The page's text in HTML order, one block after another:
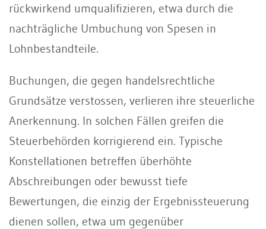
rückwirkend umqualifizieren, etwa durch die
nachträgliche Umbuchung von Spesen in
Lohnbestandteile.
Buchungen, die gegen handelsrechtliche
Grundsätze verstossen, verlieren ihre steuerliche
Anerkennung. In solchen Fällen greifen die
Steuerbehörden korrigierend ein. Typische
Konstellationen betreffen überhöhte
Abschreibungen oder bewusst tiefe
Bewertungen, die einzig der Ergebnissteuerung
dienen sollen, etwa um gegenüber